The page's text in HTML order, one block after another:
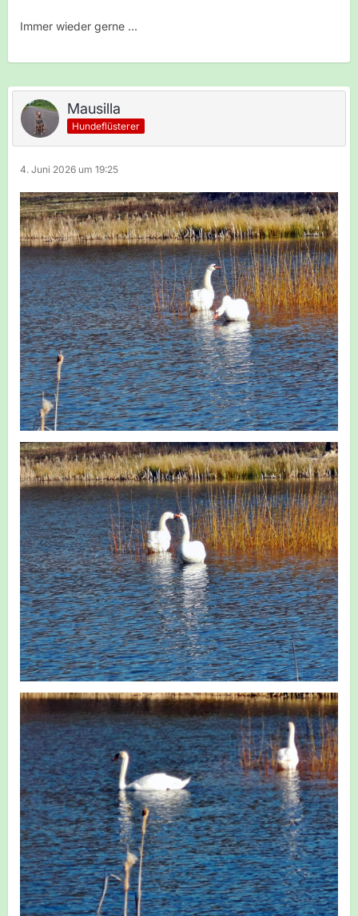
Immer wieder gerne ...
Mausilla
Hundeflüsterer
4. Juni 2026 um 19:25